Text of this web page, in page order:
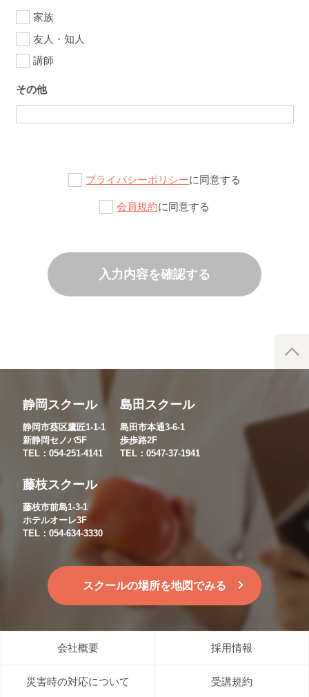
家族
友人・知人
講師
その他
プライバシーポリシーに同意する
会員規約に同意する
入力内容を確認する
静岡スクール
静岡市葵区鷹匠1-1-1
新静岡セノバ5F
TEL：054-251-4141
島田スクール
島田市本通3-6-1
歩歩路2F
TEL：0547-37-1941
藤枝スクール
藤枝市前島1-3-1
ホテルオーレ3F
TEL：054-634-3330
スクールの場所を地図でみる
会社概要 採用情報
災害時の対応について 受講規約